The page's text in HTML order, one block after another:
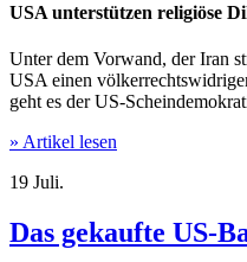
USA unterstützen religiöse
Unter dem Vorwand, der Iran
USA einen
geht es der US-
» Artikel lesen
19 Juli.
Das gekaufte US-